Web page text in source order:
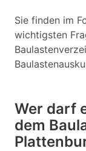
Sie finden im
wichtigsten
Wer darf
dem